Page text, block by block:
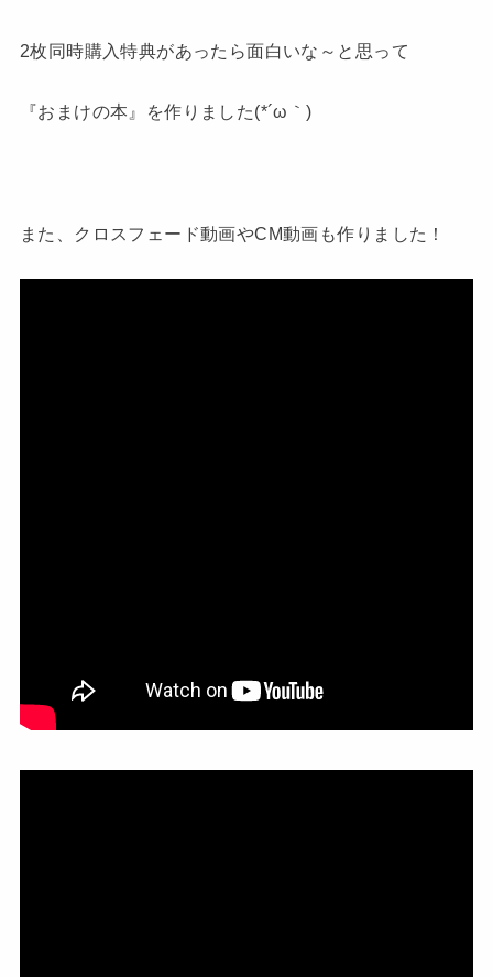
2枚同時購入特典があったら面白いな～と思って
『おまけの本』を作りました(*´ω｀)
また、クロスフェード動画やCM動画も作りました！